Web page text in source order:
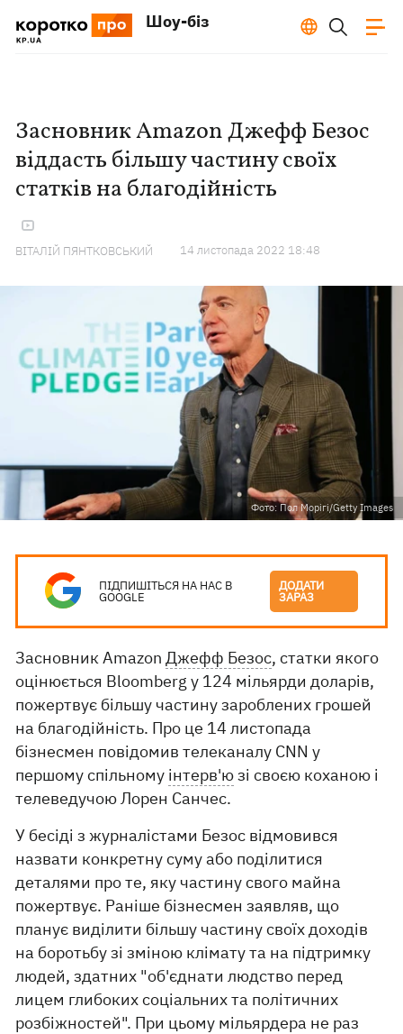
Шоу-біз
Засновник Amazon Джефф Безос
віддасть більшу частину своїх
статків на благодійність
ВІТАЛІЙ ПЯНТКОВСЬКИЙ 14 листопада 2022 18:48
Фото: Пол Морігі/Getty Images
ПІДПИШІТЬСЯ НА НАС В
GOOGLE
ДОДАТИ
ЗАРАЗ
Засновник AmazonДжефф Безос, статки якого
оцінюється Bloomberg у 124 мільярди доларів,
пожертвує більшу частину зароблених грошей
на благодійність. Про це 14 листопада
бізнесмен повідомив телеканалу CNN у
першому спільному інтерв'юзі своєю коханою і
телеведучою Лорен Санчес.
У бесіді з журналістами Безос відмовився
назвати конкретну суму або поділитися
деталями про те, яку частину свого майна
пожертвує. Раніше бізнесмен заявляв, що
планує виділити більшу частину своїх доходів
на боротьбу зі зміною клімату та на підтримку
людей, здатних "об'єднати людство перед
лицем глибоких соціальних та політичних
розбіжностей". При цьому мільярдера не раз